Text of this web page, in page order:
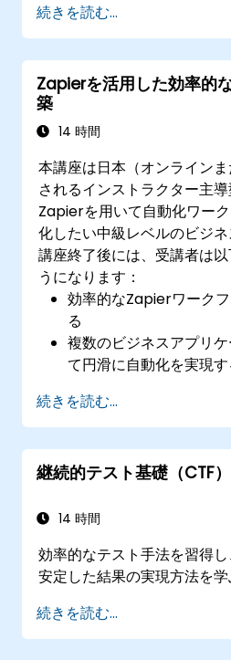
MakeとAPIを利用した
得
続きを読む...
Zapierを活用した効率的
築
14 時間
本講座は日本（オンライン
されるインストラクター主導
Zapierを用いて自動化ワー
化したい中級レベルのビジネ
講座終了後には、受講者は
うになります：
効率的なZapierワーク
る
複数のビジネスアプリ
て円滑に自動化を実現す
ブルへの対処方法を習得
ビジネスニーズに応じ
化規模を拡大させる
続きを読む...
継続的テスト基礎（CTF
14 時間
効率的なテスト手法を習得
安定した結果の実現方法を学
続きを読む...